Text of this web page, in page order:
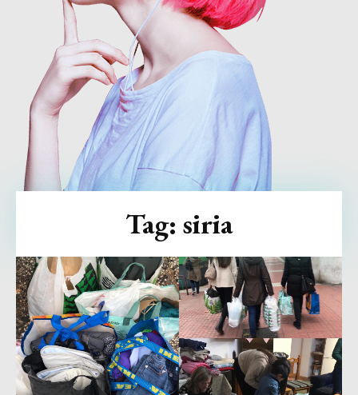
Tag: siria